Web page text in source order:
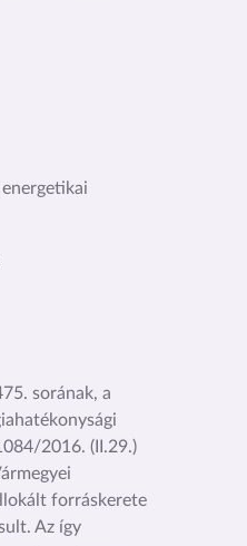
sorának, a
2016. (II.29.)
forráskerete
Az így